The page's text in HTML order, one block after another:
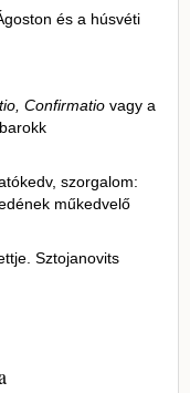
és a húsvéti
Confirmatio vagy a
szorgalom:
műkedvelő
Sztojanovits